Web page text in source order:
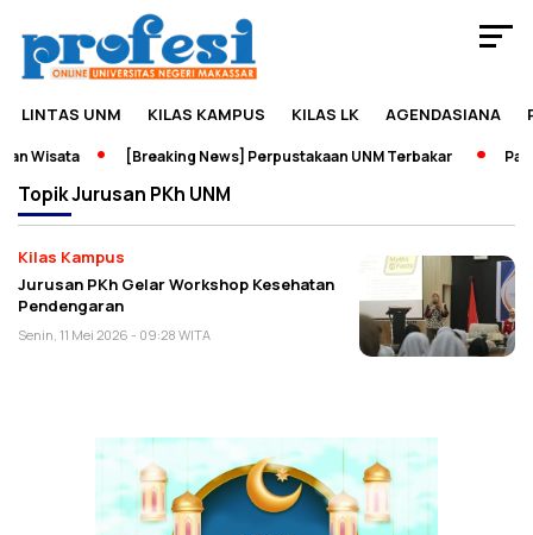
LINTAS UNM KILAS KAMPUS KILAS LK AGENDASIANA
Wisata [Breaking News] Perpustakaan UNM Terbakar
TopikJurusan PKh UNM
Kilas Kampus
Jurusan PKh Gelar Workshop Kesehatan
Pendengaran
Senin, 11 Mei 2026 - 09:28 WITA